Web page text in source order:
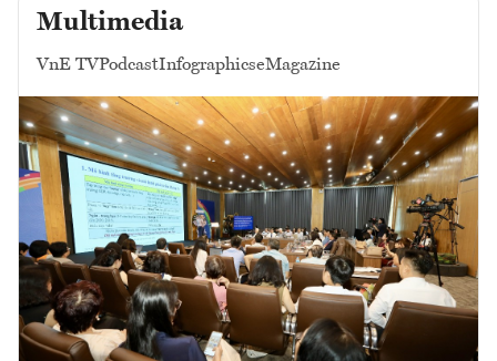
Multimedia
VnE TVPodcastInfographicseMagazine